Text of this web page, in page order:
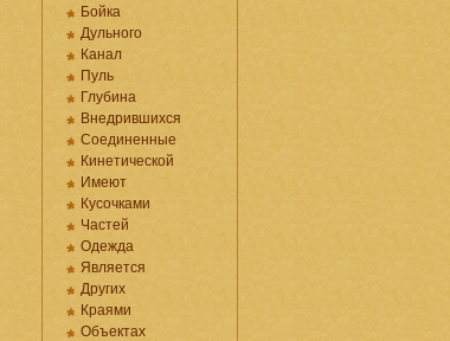
Бойка
Дульного
Канал
Пуль
Глубина
Внедрившихся
Соединенные
Кинетической
Имеют
Кусочками
Частей
Одежда
Является
Других
Краями
Объектах